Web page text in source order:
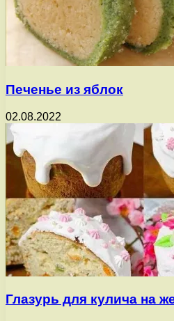
Печенье из яблок
02.08.2022
Глазурь для кулича на